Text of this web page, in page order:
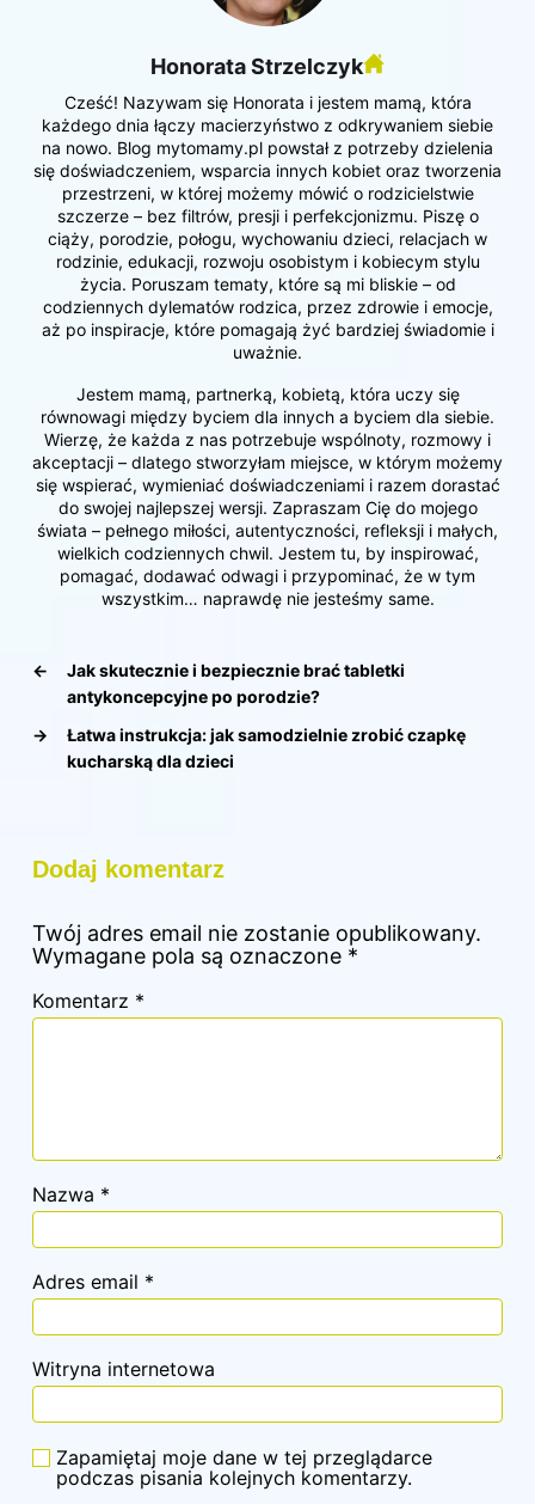
Honorata Strzelczyk
Cześć! Nazywam się Honorata i jestem mamą, która
każdego dnia łączy macierzyństwo z odkrywaniem siebie
na nowo. Blog mytomamy.pl powstał z potrzeby dzielenia
się doświadczeniem, wsparcia innych kobiet oraz tworzenia
przestrzeni, w której możemy mówić o rodzicielstwie
szczerze – bez filtrów, presji i perfekcjonizmu. Piszę o
ciąży, porodzie, połogu, wychowaniu dzieci, relacjach w
rodzinie, edukacji, rozwoju osobistym i kobiecym stylu
życia. Poruszam tematy, które są mi bliskie – od
codziennych dylematów rodzica, przez zdrowie i emocje,
aż po inspiracje, które pomagają żyć bardziej świadomie i
uważnie.
Jestem mamą, partnerką, kobietą, która uczy się
równowagi między byciem dla innych a byciem dla siebie.
Wierzę, że każda z nas potrzebuje wspólnoty, rozmowy i
akceptacji – dlatego stworzyłam miejsce, w którym możemy
się wspierać, wymieniać doświadczeniami i razem dorastać
do swojej najlepszej wersji. Zapraszam Cię do mojego
świata – pełnego miłości, autentyczności, refleksji i małych,
wielkich codziennych chwil. Jestem tu, by inspirować,
pomagać, dodawać odwagi i przypominać, że w tym
wszystkim… naprawdę nie jesteśmy same.
←
Jak skutecznie i bezpiecznie brać tabletki
antykoncepcyjne po porodzie?
→
Łatwa instrukcja: jak samodzielnie zrobić czapkę
kucharską dla dzieci
Dodaj komentarz
Twój adres email nie zostanie opublikowany.
Wymagane pola są oznaczone *
Komentarz *
Nazwa *
Adres email *
Witryna internetowa
Zapamiętaj moje dane w tej przeglądarce
podczas pisania kolejnych komentarzy.